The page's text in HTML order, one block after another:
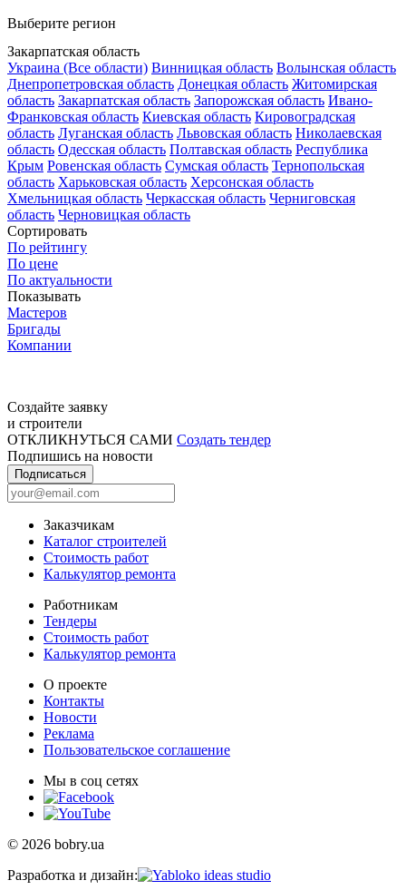
Выберите регион
Закарпатская область
Украина (Все области) Винницкая область Волынская область
Днепропетровская область Донецкая область Житомирская
область Закарпатская область Запорожская область Ивано-
Франковская область Киевская область Кировоградская
область Луганская область Львовская область Николаевская
область Одесская область Полтавская область Республика
Крым Ровенская область Сумская область Тернопольская
область Харьковская область Херсонская область
Хмельницкая область Черкасская область Черниговская
область Черновицкая область
Сортировать
По рейтингу
По цене
По актуальности
Показывать
Мастеров
Бригады
Компании
Создайте заявку
и строители
ОТКЛИКНУТЬСЯ САМИ Создать тендер
Подпишись на новости
Подписаться
Заказчикам
Каталог строителей
Стоимость работ
Калькулятор ремонта
Работникам
Тендеры
Стоимость работ
Калькулятор ремонта
О проекте
Контакты
Новости
Реклама
Пользовательское соглашение
Мы в соц сетях
© 2026 bobry.ua
Разработка и дизайн: